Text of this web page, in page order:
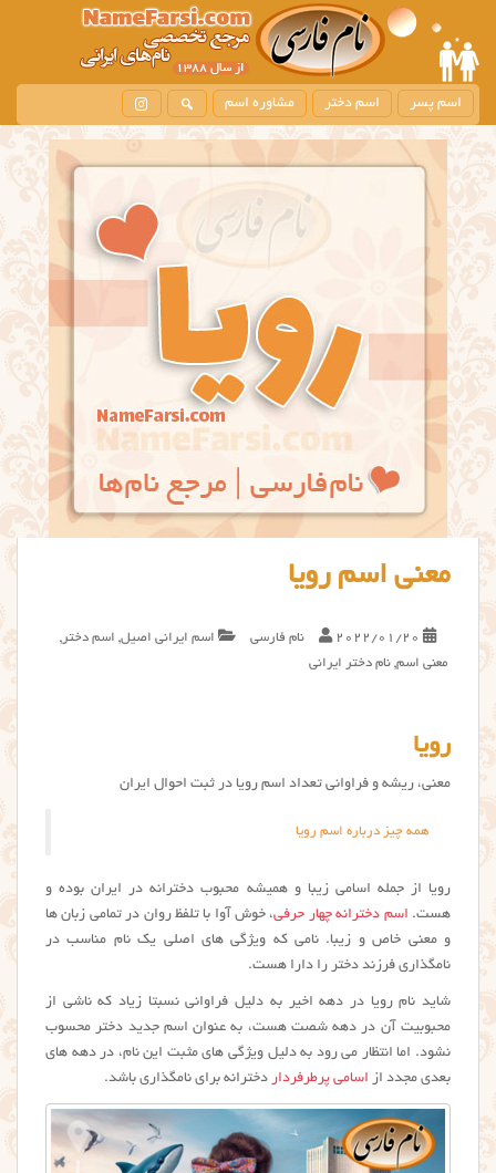
m
i
c
n
t
اسم پسر اسم دختر مشاوره اسم
معنی اسم رویا
2022/01/20 نام فارسی اسم ایرانی اصیل, اسم دختر ,
معنی اسم, نام دختر ایرانی
رویا
معنی، ریشه و فراوانی تعداد اسم رویا در ثبت احوال ایران
همه چیز درباره اسم رویا
رویا از جمله اسامی زیبا و همیشه محبوب دخترانه در ایران بوده و
هست. اسم دخترانه چهار حرفی، خوش آوا با تلفظ روان در تمامی زبان ها
و معنی خاص و زیبا. نامی که ویژگی های اصلی یک نام مناسب در
نامگذاری فرزند دختر را دارا هست.
شاید نام رويا در دهه اخیر به دلیل فراوانی نسبتا زیاد که ناشی از
محبوبیت آن در دهه شصت هست، به عنوان اسم جدید دختر محسوب
نشود. اما انتظار می رود به دلیل ویژگی های مثبت این نام، در دهه های
بعدی مجدد از اسامی پرطرفردار دخترانه برای نامگذاری باشد.